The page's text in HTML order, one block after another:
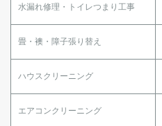
水漏れ修理・トイレつまり工事
畳・襖・障子張り替え
ハウスクリーニング
エアコンクリーニング